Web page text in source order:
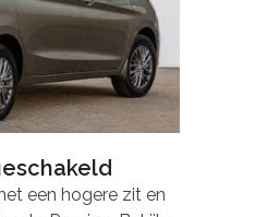
een hogere zit en